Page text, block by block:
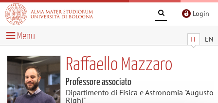
Login
IT EN
Menu
Raffaello Mazzaro
Professore associato
Dipartimento di Fisica e Astronomia "Augusto
Righi"